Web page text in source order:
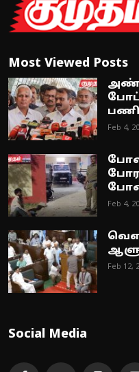
Most Viewed Posts
Feb 4,
Feb 4,
Feb 12,
Social Media